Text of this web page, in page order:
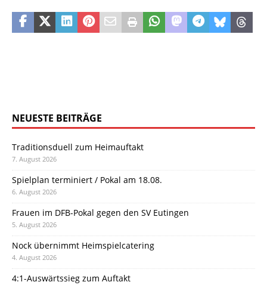
NEUESTE BEITRÄGE
Traditionsduell zum Heimauftakt
7. August 2026
Spielplan terminiert / Pokal am 18.08.
6. August 2026
Frauen im DFB-Pokal gegen den SV Eutingen
5. August 2026
Nock übernimmt Heimspielcatering
4. August 2026
4:1-Auswärtssieg zum Auftakt